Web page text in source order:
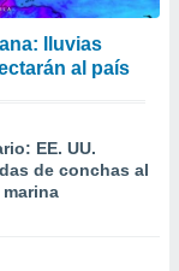
lluvias
al país
EE. UU.
de conchas al